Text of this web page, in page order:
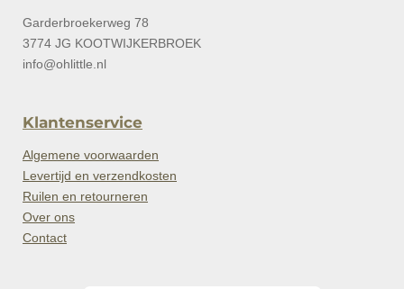
Garderbroekerweg 78
3774 JG KOOTWIJKERBROEK
info@ohlittle.nl
Klantenservice
Algemene voorwaarden
Levertijd en verzendkosten
Ruilen en retourneren
Over ons
Contact